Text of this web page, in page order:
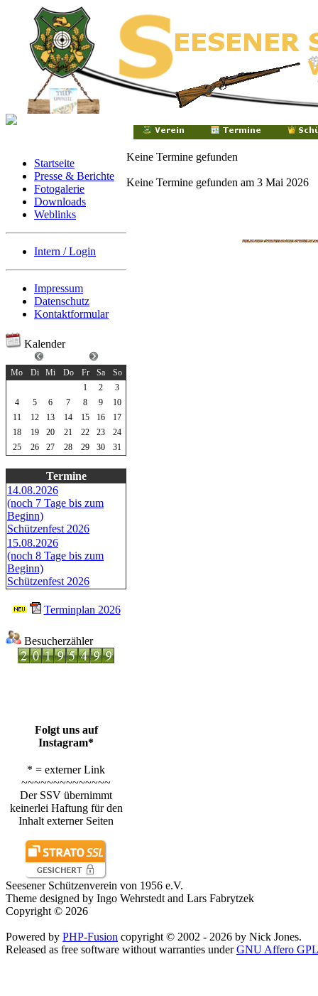
Startseite
Presse & Berichte
Fotogalerie
Downloads
Weblinks
Intern / Login
Impressum
Datenschutz
Kontaktformular
Kalender
Mo
Di Mi Do Fr Sa
So
1
2
3
4
5 6 7 8 9
10
11
12 13 14 15 16
17
18
19 20 21 22 23
24
25
26 27 28 29 30 31
Termine
14.08.2026
(noch 7 Tage bis zum
Beginn)
Schützenfest 2026
15.08.2026
(noch 8 Tage bis zum
Beginn)
Schützenfest 2026
Terminplan 2026
Besucherzähler
Folgt uns auf
Instagram*
* = externer Link
~~~~~~~~~~~~~~
Der SSV übernimmt
keinerlei Haftung für den
Inhalt externer Seiten
Keine Termine gefunden
Keine Termine gefunden am 3 Mai 2026
Seesener Schützenverein von 1956 e.V.
Theme designed by Ingo Wehrstedt and Lars Fabrytzek
Copyright © 2026
Powered by PHP-Fusion copyright © 2002 - 2026 by Nick Jones.
Released as free software without warranties underGNU Affero GPL